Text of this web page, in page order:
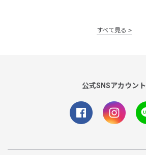
すべて見る
公式SNSアカウント